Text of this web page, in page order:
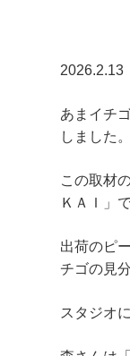
2026.2.13
あまイチ
しました。
この取材
ＫＡＩ」
出荷のピ
チゴの見
スタジオ